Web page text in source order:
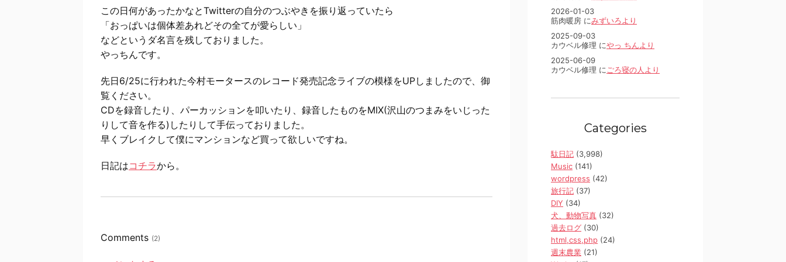
この日何があったかなとTwitterの自分のつぶやきを振り返っていたら
「おっぱいは個体差あれどその全てが愛らしい」
などというダ名言を残しておりました。
やっちんです。
先日6/25に行われた今村モータースのレコード発売記念ライブの模様をUPしましたので、御
覧ください。
CDを録音したり、パーカッションを叩いたり、録音したものをMIX(沢山のつまみをいじった
りして音を作る)したりして手伝っておりました。
早くブレイクして僕にマンションなど買って欲しいですね。
日記はコチラから。
Comments (2)
2026-01-03
筋肉暖房 にみずいろより
2025-09-03
カウベル修理 にやっ ちんより
2025-06-09
カウベル修理 に ごろ寝の人より
Categories
駄日記 (3,998)
Music (141)
wordpress (42)
旅行記 (37)
DIY (34)
犬、動物写真 (32)
過去ログ (30)
html,css,php (24)
週末農業 (21)